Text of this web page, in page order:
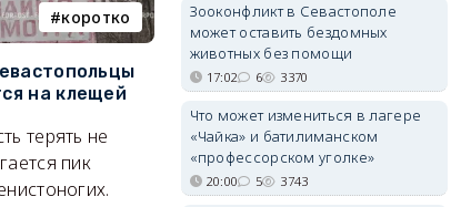
коротко
на клещей
терять не
пик
Балаклава
В Севастополе утвердили
проект застройки центра
Балаклавы
Там появится туристический
квартал с отелями и
Зооконфликт в Севастополе
может оставить бездомных
животных без помощи
17:02 6 3370
Что может измениться в лагере
«Чайка» и батилиманском
«профессорском уголке»
20:00 5 3743